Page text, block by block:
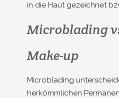
in die Haut gezeichnet
Microblading
Make-up
Microblading
herkömmlichen